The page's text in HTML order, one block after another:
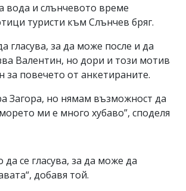
вода и слънчевото време
туристи към Слънчев бряг.
гласува, за да може после и да
Валентин, но дори и този мотив
за повечето от анкетираните.
Загора, но нямам възможност да
ми е много хубаво”, споделя
се гласува, за да може да
добавя той.